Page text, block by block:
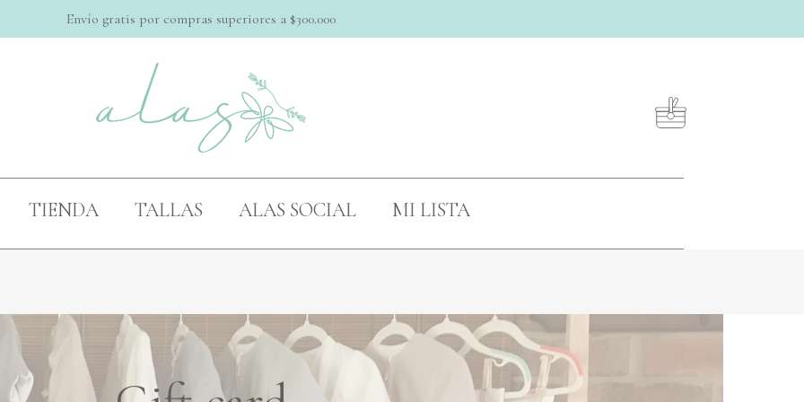
Envío gratis por compras superiores a $300.000
TIENDA TALLAS ALAS SOCIAL MI LISTA
Cart Close